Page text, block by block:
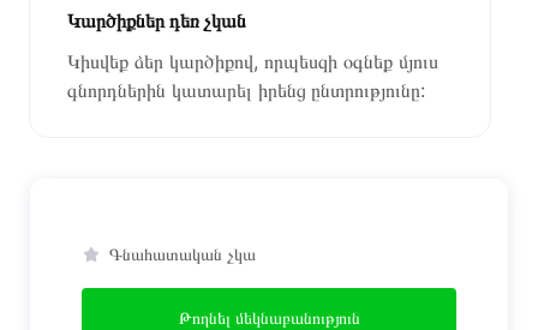
Կարծիքներ դեռ չկան
Կիսվեք ձեր կարծիքով, որպեսզի օգնեք մյուս
գնորդներին կատարել իրենց ընտրությունը:
Գնահատական չկա
Թողնել մեկնաբանություն